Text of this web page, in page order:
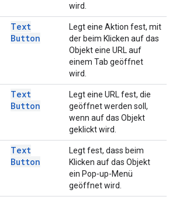
wird.
Text
Button
Legt eine Aktion fest, mit
der beim Klicken auf das
Objekt eine URL auf
einem Tab geöffnet
wird.
Text
Button
Legt eine URL fest, die
geöffnet werden soll,
wenn auf das Objekt
geklickt wird.
Text
Button
Legt fest, dass beim
Klicken auf das Objekt
ein Pop‑up-Menü
geöffnet wird.